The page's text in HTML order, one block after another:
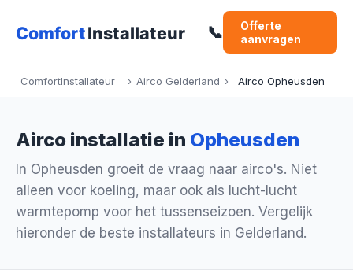
📞
Offerte
aanvragen
ComfortInstallateur › Airco Gelderland › Airco Opheusden
Airco installatie in Opheusden
In Opheusden groeit de vraag naar airco's. Niet
alleen voor koeling, maar ook als lucht-lucht
warmtepomp voor het tussenseizoen. Vergelijk
hieronder de beste installateurs in Gelderland.